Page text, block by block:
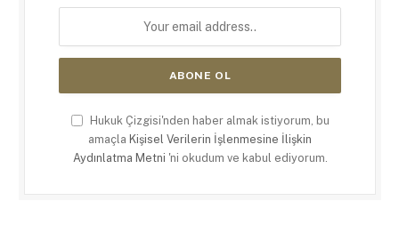
Hukuk Çizgisi'nden haber almak istiyorum, bu
amaçla Kişisel Verilerin İşlenmesine İlişkin
Aydınlatma Metni 'ni okudum ve kabul ediyorum.